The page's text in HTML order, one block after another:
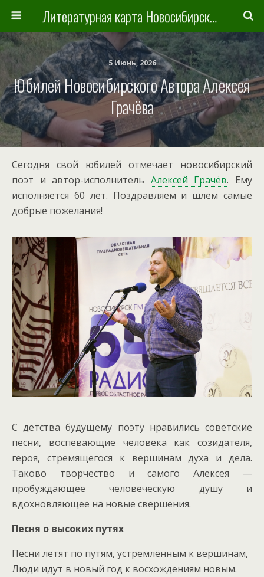
Литературная карта Новосибирска и Новосибирской области
5 Июнь, 2026
Юбилей Новосибирского Автора Алексея
Грачёва
Сегодня свой юбилей отмечает новосибирский
поэт и автор-исполнитель Алексей Грачёв. Ему
исполняется 60 лет. Поздравляем и шлём самые
добрые пожелания!
С детства будущему поэту нравились советские
песни, воспевающие человека как созидателя,
героя, стремящегося к вершинам духа и дела.
Таково творчество и самого Алексея —
пробуждающее человеческую душу и
вдохновляющее на новые свершения.
Песня о высоких путях
Песни летят по путям, устремлённым к вершинам,
Люди идут в новый год к восхождениям новым.